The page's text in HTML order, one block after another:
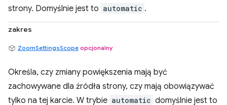
strony. Domyślnie jest to automatic .
zakres
ZoomSettingsScope opcjonalny
Określa, czy zmiany powiększenia mają być
zachowywane dla źródła strony, czy mają obowiązywać
tylko na tej karcie. W trybie automatic domyślnie jest to